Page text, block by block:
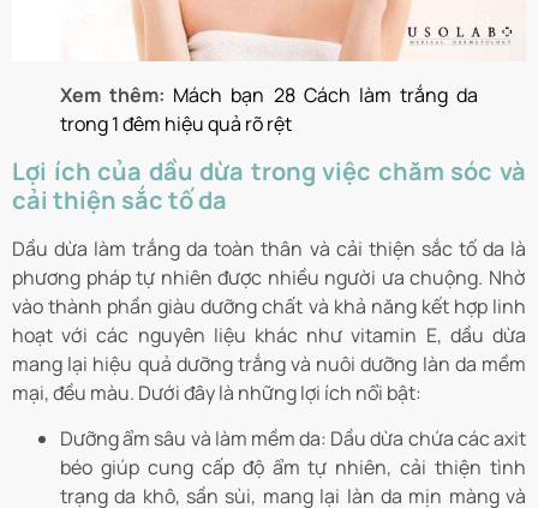
Xem thêm: Mách bạn 28 Cách làm trắng da
trong 1 đêm hiệu quả rõ rệt
Lợi ích của dầu dừa trong việc chăm sóc và
cải thiện sắc tố da
Dầu dừa làm trắng da toàn thân và cải thiện sắc tố da là
phương pháp tự nhiên được nhiều người ưa chuộng. Nhờ
vào thành phần giàu dưỡng chất và khả năng kết hợp linh
hoạt với các nguyên liệu khác như vitamin E, dầu dừa
mang lại hiệu quả dưỡng trắng và nuôi dưỡng làn da mềm
mại, đều màu. Dưới đây là những lợi ích nổi bật:
Dưỡng ẩm sâu và làm mềm da: Dầu dừa chứa các axit
béo giúp cung cấp độ ẩm tự nhiên, cải thiện tình
trạng da khô, sần sùi, mang lại làn da mịn màng và